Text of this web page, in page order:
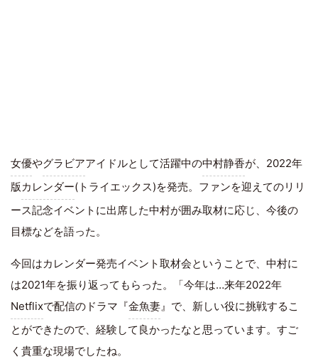
女優やグラビアアイドルとして活躍中の中村静香が、2022年
版カレンダー(トライエックス)を発売。ファンを迎えてのリリ
ース記念イベントに出席した中村が囲み取材に応じ、今後の
目標などを語った。
今回はカレンダー発売イベント取材会ということで、中村に
は2021年を振り返ってもらった。「今年は…来年2022年
Netflixで配信のドラマ『金魚妻 』で、新しい役に挑戦するこ
とができたので、経験して良かったなと思っています。すご
く貴重な現場でしたね。